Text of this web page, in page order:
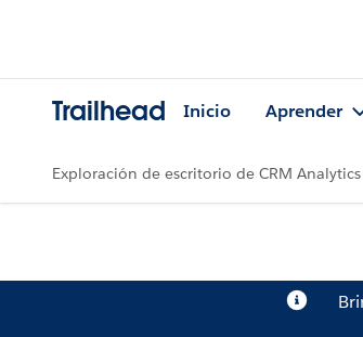
Trailhead Inicio Aprender
Exploración de escritorio de CRM Analytics